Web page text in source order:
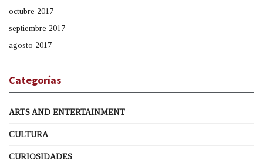
octubre 2017
septiembre 2017
agosto 2017
Categorías
ARTS AND ENTERTAINMENT
CULTURA
CURIOSIDADES